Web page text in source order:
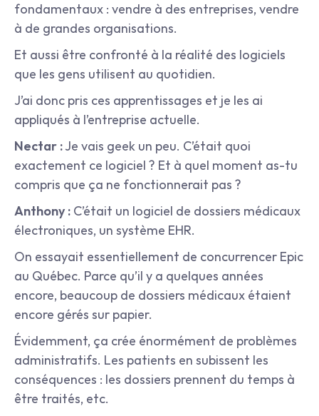
fondamentaux : vendre à des entreprises, vendre
à de grandes organisations.
Et aussi être confronté à la réalité des logiciels
que les gens utilisent au quotidien.
J’ai donc pris ces apprentissages et je les ai
appliqués à l’entreprise actuelle.
Nectar : Je vais geek un peu. C’était quoi
exactement ce logiciel ? Et à quel moment as-tu
compris que ça ne fonctionnerait pas ?
Anthony : C’était un logiciel de dossiers médicaux
électroniques, un système EHR.
On essayait essentiellement de concurrencer Epic
au Québec. Parce qu’il y a quelques années
encore, beaucoup de dossiers médicaux étaient
encore gérés sur papier.
Évidemment, ça crée énormément de problèmes
administratifs. Les patients en subissent les
conséquences : les dossiers prennent du temps à
être traités, etc.